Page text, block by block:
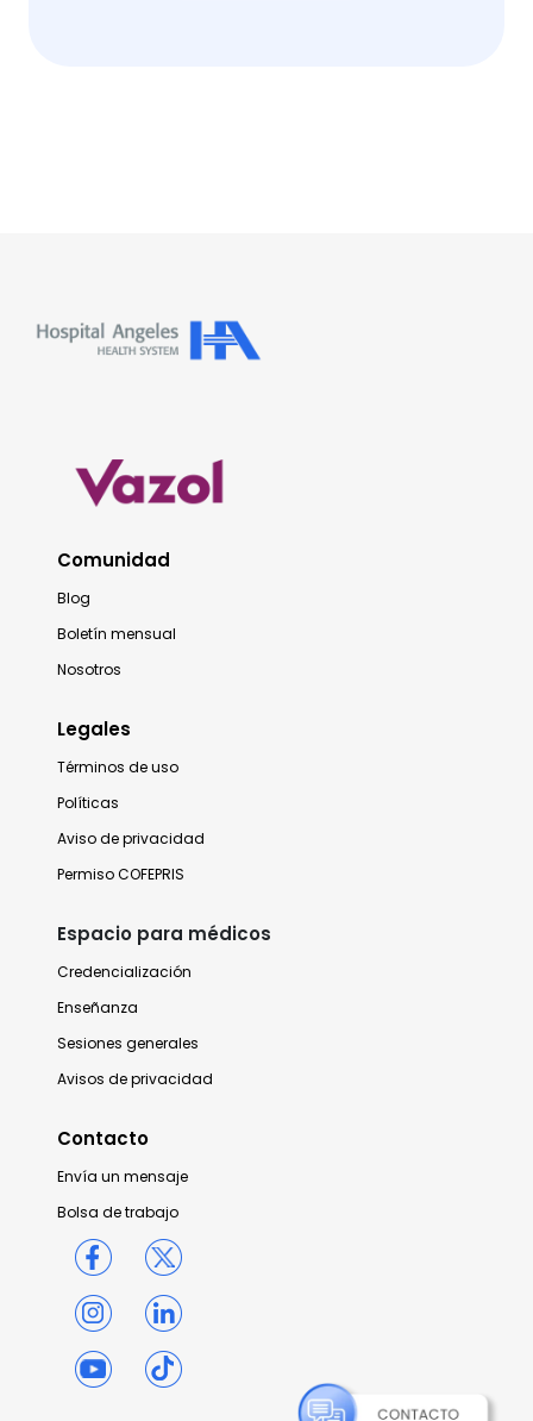
Comunidad
Blog
Boletín mensual
Nosotros
Legales
Términos de uso
Políticas
Aviso de privacidad
Permiso COFEPRIS
Espacio para médicos
Credencialización
Enseñanza
Sesiones generales
Avisos de privacidad
Contacto
Envía un mensaje
Bolsa de trabajo